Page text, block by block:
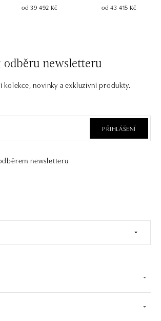
od 39 492 Kč od 43 415 Kč
odběru newsletteru
kolekce, novinky a exkluzivní produkty.
PŘIHLÁŠENÍ
newsletteru